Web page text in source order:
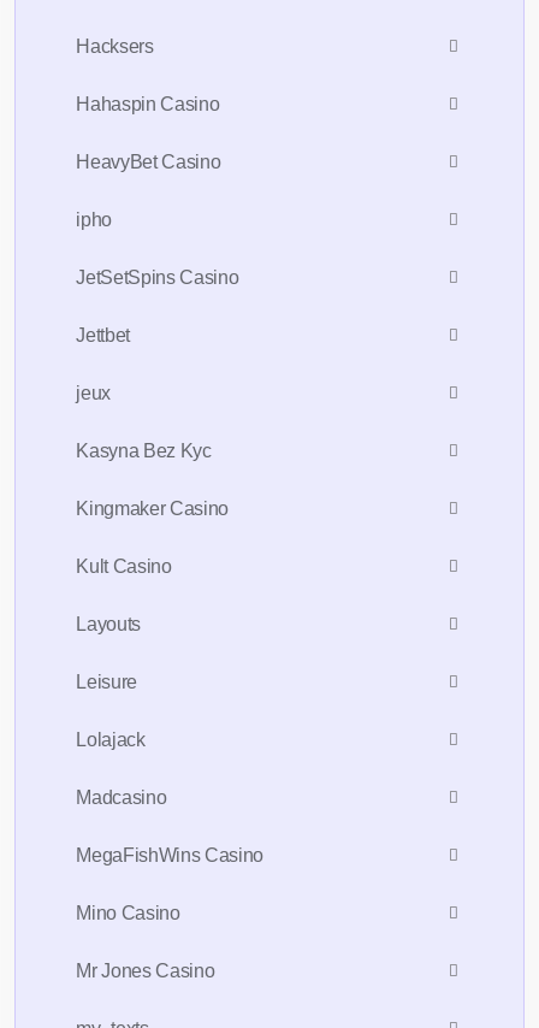
Hacksers
Hahaspin Casino
HeavyBet Casino
ipho
JetSetSpins Casino
Jettbet
jeux
Kasyna Bez Kyc
Kingmaker Casino
Kult Casino
Layouts
Leisure
Lolajack
Madcasino
MegaFishWins Casino
Mino Casino
Mr Jones Casino